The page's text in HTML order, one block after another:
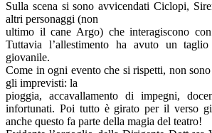
Sulla scena si sono avvicendati Ciclopi,
altri personaggi (non
ultimo il cane Argo) che interagiscono
Tuttavia l’allestimento ha avuto un
giovanile.
Come in ogni evento che si rispetti, non
gli imprevisti: la
pioggia, accavallamento di impegni,
infortunati. Poi tutto è girato per il verso
anche questo fa parte della magia del teatro!